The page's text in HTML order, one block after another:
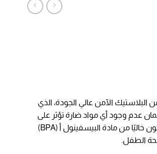
بينك مصنوعة من البلاستيك الآمن عالي الجودة، الذي
عدم وجود أي مواد ضارة تؤثر على
صحة الطفل. تم تصميم البلاستيك المستخدم بعناية ليكون خاليًا من مادة البيسفينول أ (BPA)
الطفل.